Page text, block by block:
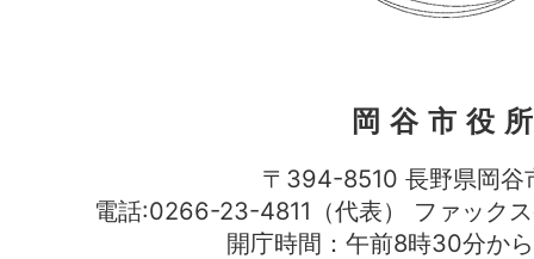
岡谷市役
〒394-8510 長野県岡谷
電話:0266-23-4811（代表） ファッ
開庁時間：午前8時30分か